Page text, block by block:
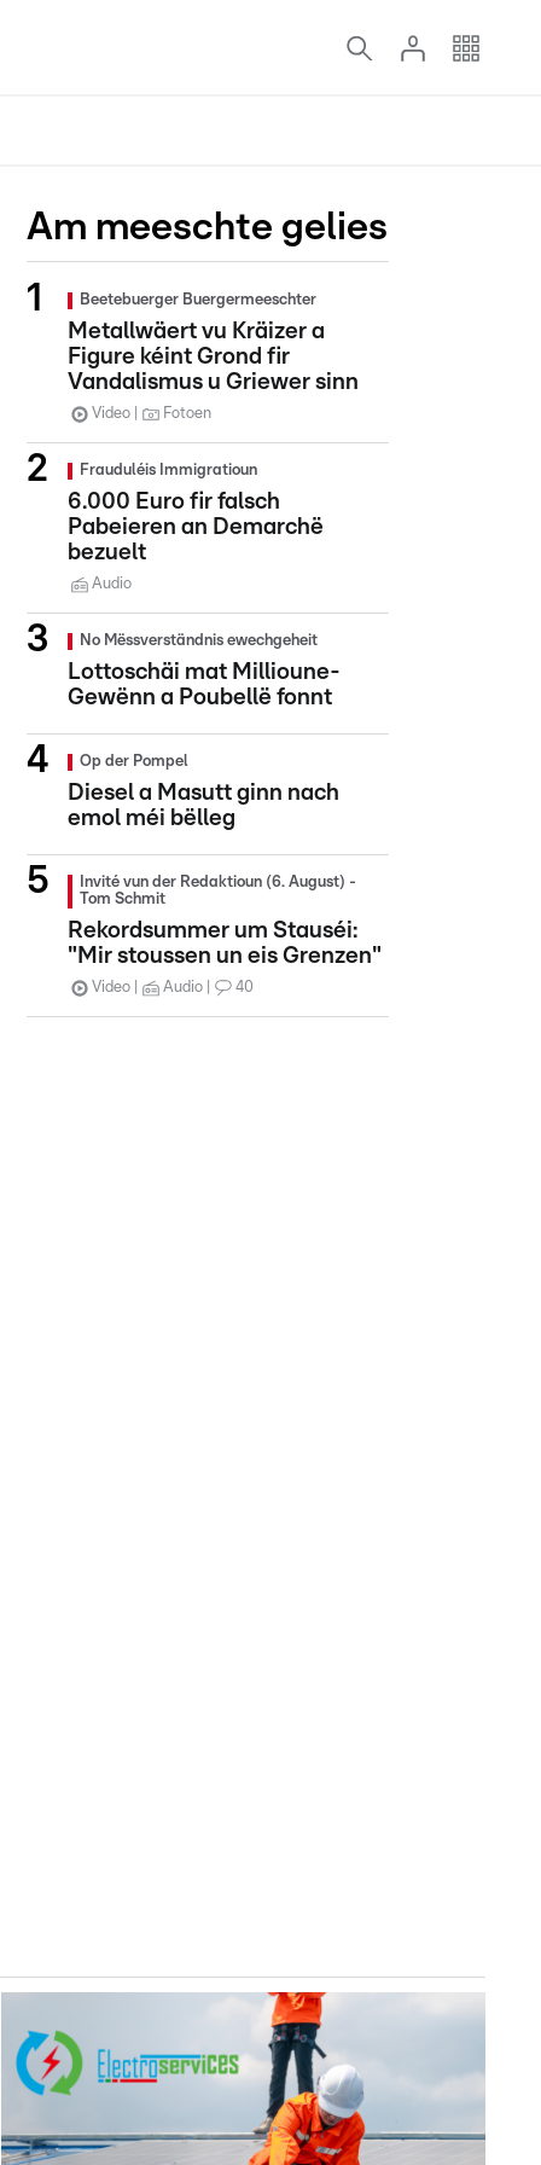
Am meeschte gelies
Beetebuerger Buergermeeschter
Metallwäert vu Kräizer a
Figure kéint Grond fir
Vandalismus u Griewer sinn
Video Fotoen
Frauduléis Immigratioun
6.000 Euro fir falsch
Pabeieren an Demarchë
bezuelt
Audio
No Mëssverständnis ewechgeheit
Lottoschäi mat Millioune-
Gewënn a Poubellë fonnt
Op der Pompel
Diesel a Masutt ginn nach
emol méi bëlleg
Invité vun der Redaktioun (6. August) -
Tom Schmit
Rekordsummer um Stauséi:
"Mir stoussen un eis Grenzen"
Video Audio 40